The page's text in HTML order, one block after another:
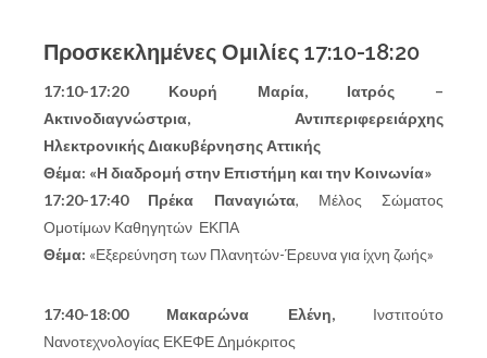
Προσκεκλημένες Ομιλίες 17:10-18:20
17:10-17:20 Κουρή Μαρία,Ιατρός –
Ακτινοδιαγνώστρια, Αντιπεριφερειάρχης
Ηλεκτρονικής Διακυβέρνησης Αττικής
Θέμα: «Η διαδρομή στην Επιστήμη και την Κοινωνία»
17:20-17:40 Πρέκα Παναγιώτα, Μέλος Σώματος
Ομοτίμων Καθηγητών ΕΚΠΑ
Θέμα: «Εξερεύνηση των Πλανητών-Έρευνα για ίχνη ζωής»
17:40-18:00 Μακαρώνα Ελένη,Ινστιτούτο
Νανοτεχνολογίας ΕΚΕΦΕ Δημόκριτος